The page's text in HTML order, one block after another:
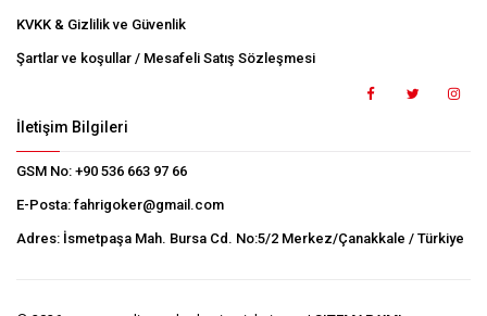
KVKK & Gizlilik ve Güvenlik
Şartlar ve koşullar / Mesafeli Satış Sözleşmesi
İletişim Bilgileri
GSM No: +90 536 663 97 66
E-Posta: fahrigoker@gmail.com
Adres: İsmetpaşa Mah. Bursa Cd. No:5/2 Merkez/Çanakkale / Türkiye